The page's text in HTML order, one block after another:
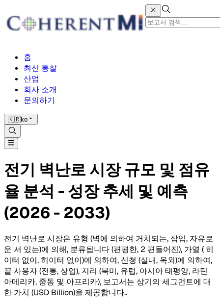
홈
최신 통찰
산업
회사 소개
문의하기
🇰🇷ko
전기 벽난로 시장 규모 및 점유
율 분석 - 성장 추세 및 예측
(2026 - 2033)
전기 벽난로 시장은 유형 (벽에 의하여 거치되는, 삽입, 자유로
운 서 있는)에 의해, 분류됩니다 (편평한, 2 편들어진), 가열 ( 히
이터 없이, 히이터 없이)에 의하여, 신청 (실내, 옥외)에 의하여,
끝 사용자 (전통, 상업), 지리 (북미, 유럽, 아시아 태평양, 라틴
아메리카, 중동 및 아프리카), 보고서는 상기의 세그먼트에 대
한 가치 (USD Billion)을 제공합니다..